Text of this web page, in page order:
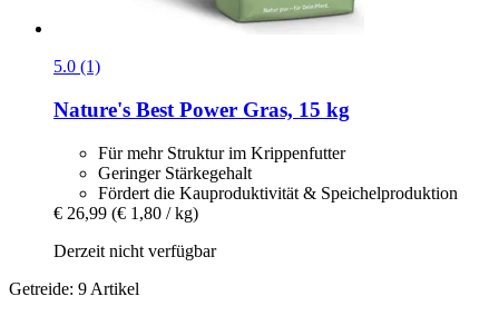
5.0 (1)
Nature's Best Power Gras, 15 kg
Für mehr Struktur im Krippenfutter
Geringer Stärkegehalt
Fördert die Kauproduktivität & Speichelproduktion
€ 26,99 (€ 1,80 / kg)
Derzeit nicht verfügbar
Getreide: 9 Artikel